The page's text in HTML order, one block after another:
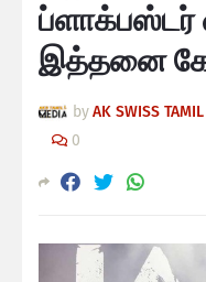
ப்ளாக்பஸ்டர்
இத்தனை
byAK SWISS
0